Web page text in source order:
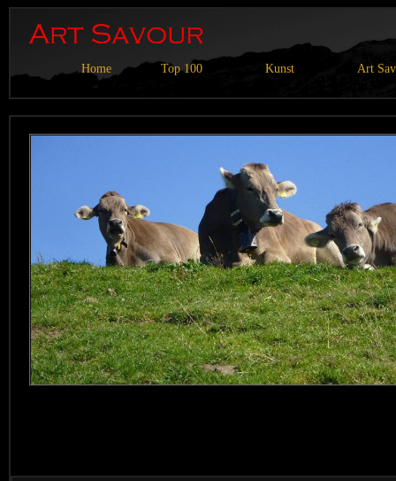
Home Top 100 Kunst Art